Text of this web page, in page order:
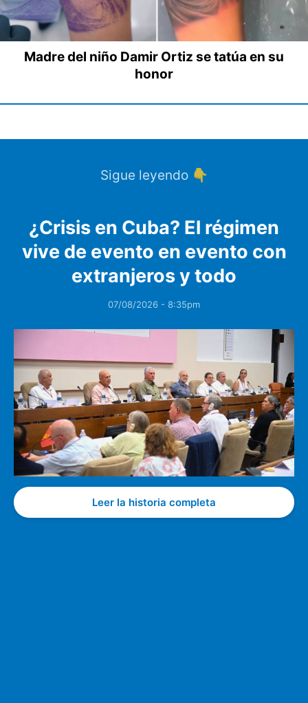
Madre del niño Damir Ortiz se tatúa en su
honor
Sigue leyendo 👇